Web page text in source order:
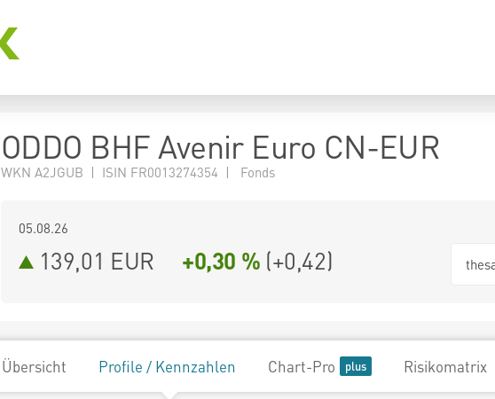
ODDO BHF Avenir Euro CN-EUR
WKN A2JGUB | ISIN FR0013274354 | Fonds
05.08.26
139,01 EUR +0,30 % (+0,42)
Übersicht Profile / Kennzahlen Chart-Pro Risikomatrix